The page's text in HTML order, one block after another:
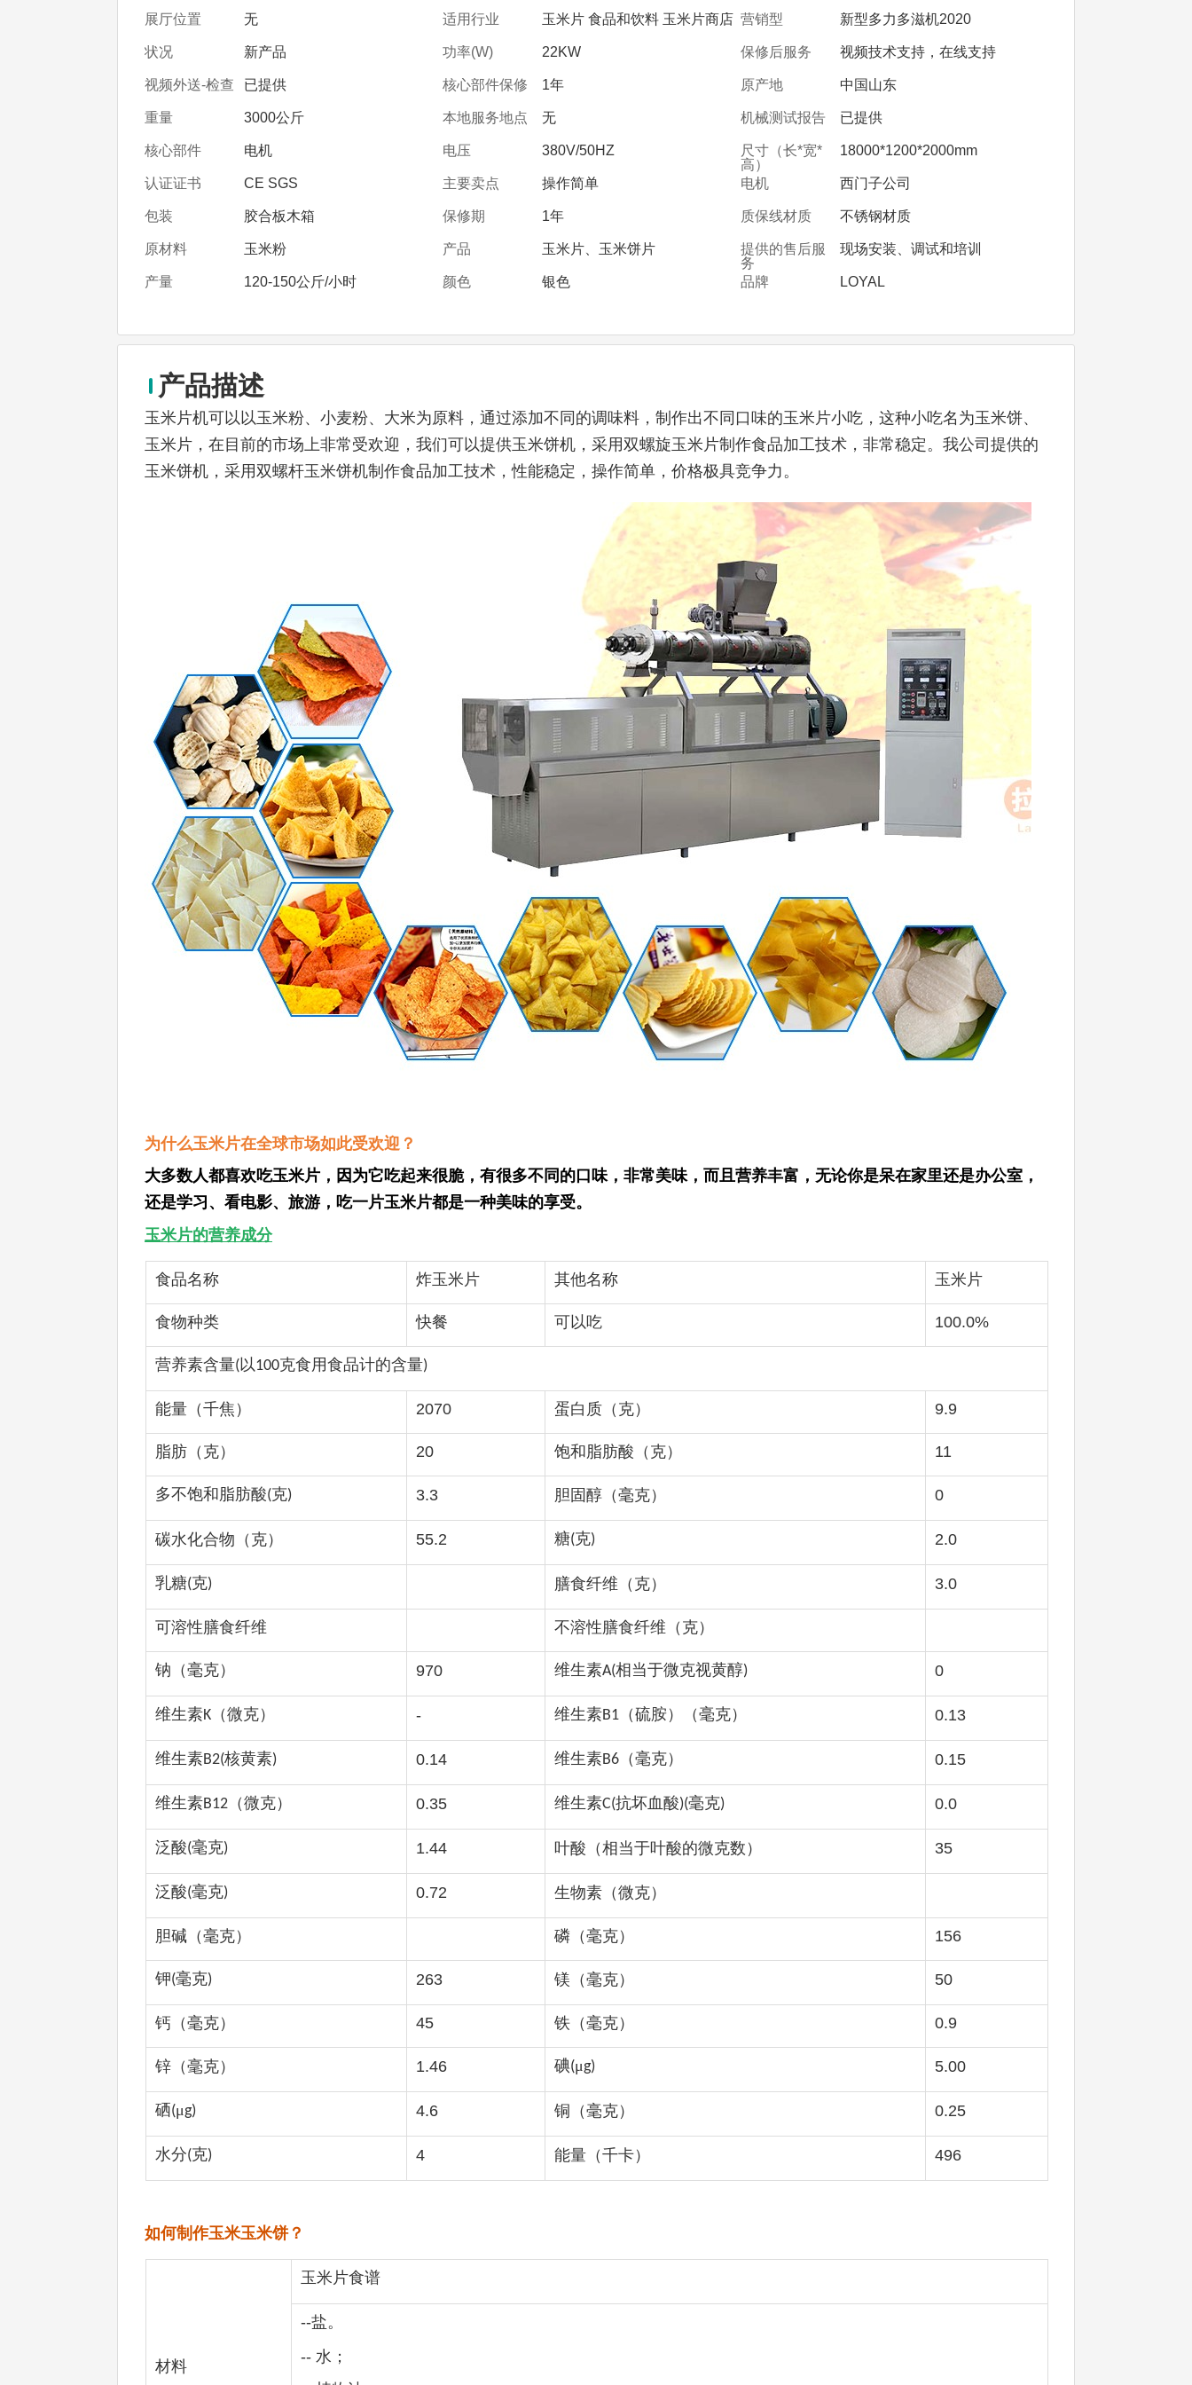
展厅位置 无 适用行业 玉米片 食品和饮料 玉米片商店 营销型 新型多力多滋机2020
状况 新产品 功率(W) 22KW 保修后服务 视频技术支持，在线支持
视频外送-检查 已提供 核心部件保修 1年 原产地 中国山东
重量 3000公斤 本地服务地点 无 机械测试报告 已提供
核心部件 电机 电压 380V/50HZ
尺寸（长*宽*
高）
18000*1200*2000mm
认证证书 CE SGS 主要卖点 操作简单 电机 西门子公司
包装 胶合板木箱 保修期 1年 质保线材质 不锈钢材质
原材料 玉米粉 产品 玉米片、玉米饼片
提供的售后服
务
现场安装、调试和培训
产量 120-150公斤/小时 颜色 银色 品牌 LOYAL
产品描述
玉米片机可以以玉米粉、小麦粉、大米为原料，通过添加不同的调味料，制作出不同口味的玉米片小吃，这种小吃名为玉米饼、
玉米片，在目前的市场上非常受欢迎，我们可以提供玉米饼机，采用双螺旋玉米片制作食品加工技术，非常稳定。我公司提供的
玉米饼机，采用双螺杆玉米饼机制作食品加工技术，性能稳定，操作简单，价格极具竞争力。
为什么玉米片在全球市场如此受欢迎？
大多数人都喜欢吃玉米片，因为它吃起来很脆，有很多不同的口味，非常美味，而且营养丰富，无论你是呆在家里还是办公室，
还是学习、看电影、旅游，吃一片玉米片都是一种美味的享受。
玉米片的营养成分
食品名称 炸玉米片 其他名称 玉米片
食物种类 快餐 可以吃 100.0%
营养素含量(以100克食用食品计的含量)
能量（千焦） 2070 蛋白质（克） 9.9
脂肪（克） 20 饱和脂肪酸（克） 11
多不饱和脂肪酸(克) 3.3 胆固醇（毫克） 0
碳水化合物（克） 55.2 糖(克) 2.0
乳糖(克) 膳食纤维（克） 3.0
可溶性膳食纤维 不溶性膳食纤维（克）
钠（毫克） 970 维生素A(相当于微克视黄醇) 0
维生素K（微克） - 维生素B1（硫胺）（毫克） 0.13
维生素B2(核黄素) 0.14 维生素B6（毫克） 0.15
维生素B12（微克） 0.35 维生素C(抗坏血酸)(毫克) 0.0
泛酸(毫克) 1.44 叶酸（相当于叶酸的微克数） 35
泛酸(毫克) 0.72 生物素（微克）
胆碱（毫克） 磷（毫克） 156
钾(毫克) 263 镁（毫克） 50
钙（毫克） 45 铁（毫克） 0.9
锌（毫克） 1.46 碘(μg) 5.00
硒(μg) 4.6 铜（毫克） 0.25
水分(克) 4 能量（千卡） 496
如何制作玉米玉米饼？
材料
玉米片食谱
--盐。
-- 水；